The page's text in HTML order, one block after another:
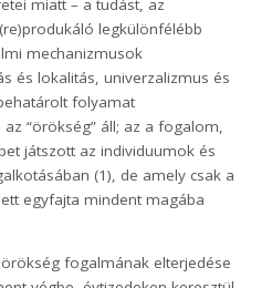
miatt – a tudást, az
legkülönfélébb
mechanizmusok
és lokalitás, univerzalizmus és
folyamat
“örökség” áll; az a fogalom,
játszott az individuumok és
(1), de amely csak a
egyfajta mindent magába
fogalmának elterjedése